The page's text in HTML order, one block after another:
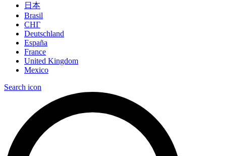
日本
Brasil
СНГ
Deutschland
España
France
United Kingdom
Mexico
Search icon